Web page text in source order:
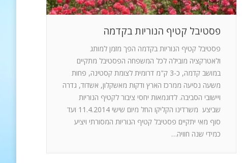
פסטיבל קטיף הנוריות בקדמה
פסטיבל קטיף הנוריות בקדמה הפך מזמן למותג
ולאטרקציה מובילה לכל המשפחה הפסטיבל מתקיים
במושב קדמה, כ-3 ק"מ דרומית לצומת קסטינה, פחות
משעה נסיעה ממרכז הארץ ודקות מאשקלון, אשדוד, גדרה
ויישובי הסביבה. לדוגמאות יחסי ציבור לקטיף הנוריות
שביצע משרדינו הקליקו החל מיום שישי 11.4.2014 ועד
סוף מאי יתקיים פסטיבל קטיף הנוריות המסורתי ויציע
כמידי שנה חוויה…